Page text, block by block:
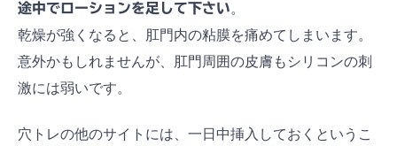
途中でローションを足して下さい。
乾燥が強くなると、肛門内の粘膜を痛めてしまいます。
意外かもしれませんが、肛門周囲の皮膚もシリコンの刺
激には弱いです。
穴トレの他のサイトには、一日中挿入しておくというこ